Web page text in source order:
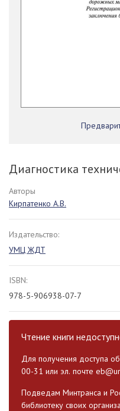
Диагностика
Авторы
Кирпатенко А.В.
Издательство:
УМЦ ЖДТ
ISBN:
978-5-906938-07-7
Чтение книги
Для получения доступа
00-31 или эл. почте
Подведам Минтранса и
библиотеку своих